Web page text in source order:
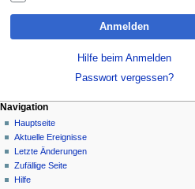
Anmelden
Hilfe beim Anmelden
Passwort vergessen?
Navigation
Hauptseite
Aktuelle Ereignisse
Letzte Änderungen
Zufällige Seite
Hilfe